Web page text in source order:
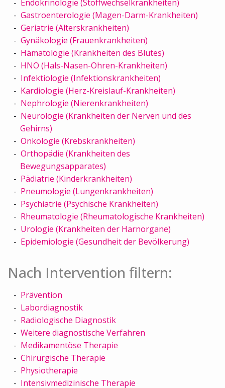
Endokrinologie (Stoffwechselkrankheiten)
Gastroenterologie (Magen-Darm-Krankheiten)
Geriatrie (Alterskrankheiten)
Gynäkologie (Frauenkrankheiten)
Hämatologie (Krankheiten des Blutes)
HNO (Hals-Nasen-Ohren-Krankheiten)
Infektiologie (Infektionskrankheiten)
Kardiologie (Herz-Kreislauf-Krankheiten)
Nephrologie (Nierenkrankheiten)
Neurologie (Krankheiten der Nerven und des
Gehirns)
Onkologie (Krebskrankheiten)
Orthopädie (Krankheiten des
Bewegungsapparates)
Pädiatrie (Kinderkrankheiten)
Pneumologie (Lungenkrankheiten)
Psychiatrie (Psychische Krankheiten)
Rheumatologie (Rheumatologische Krankheiten)
Urologie (Krankheiten der Harnorgane)
Epidemiologie (Gesundheit der Bevölkerung)
Nach Intervention filtern:
Prävention
Labordiagnostik
Radiologische Diagnostik
Weitere diagnostische Verfahren
Medikamentöse Therapie
Chirurgische Therapie
Physiotherapie
Intensivmedizinische Therapie